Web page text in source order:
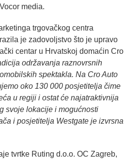
media.
trgovačkog centra
je zadovoljstvo što je upravo
centar u Hrvatskoj domaćin Cro
održavanja raznovrsnih
spektakla. Na Cro Auto
oko 130 000 posjetitelja čime
u regiji i ostat će najatraktivnija
svoje lokacije i mogućnosti
i posjetitelja Westgate je izvrsna
tvrtke Ruting d.o.o. OC Zagreb,